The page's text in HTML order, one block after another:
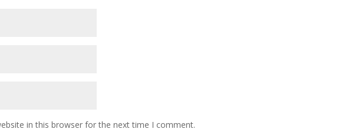
in this browser for the next time I comment.